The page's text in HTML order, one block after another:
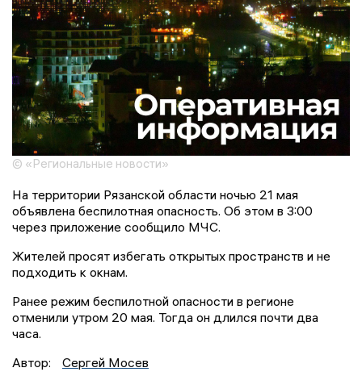
© «Региональные новости»
На территории Рязанской области ночью 21 мая
объявлена беспилотная опасность. Об этом в 3:00
через приложение сообщило МЧС.
Жителей просят избегать открытых пространств и не
подходить к окнам.
Ранее режим беспилотной опасности в регионе
отменили утром 20 мая. Тогда он длился почти два
часа.
Автор:
Сергей Мосев